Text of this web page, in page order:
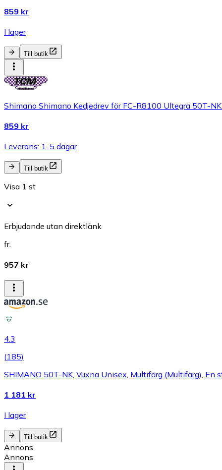
859 kr
I lager
Till butik
Shimano Shimano Kedjedrev för FC-R8100 Ultegra 50T-
859 kr
Leverans: 1-5 dagar
Till butik
Visa 1 st
Erbjudande utan direktlänk
fr.
957 kr
4.3
(185)
SHIMANO 50T-NK, Vuxna Unisex, Multifärg (Multifärg), En
1 181 kr
I lager
Till butik
Annons
Annons